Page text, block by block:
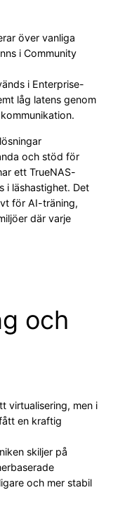
över vanliga
i Community
i Enterprise-
låg latens genom
och stöd för
ett TrueNAS-
i läshastighet. Det
för AI-träning,
där varje
och
virtualisering, men i
en kraftig
skiljer på
och mer stabil